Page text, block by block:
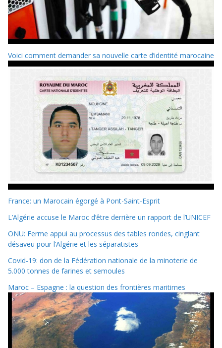
Voici comment demander sa nouvelle carte d’identité marocaine
France: un Marocain égorgé à Pont-Saint-Esprit
L’Algérie accuse le Maroc d’être derrière un rapport de l’UNICEF
ONU: Ferme appui au processus des tables rondes, cinglant
désaveu pour l’Algérie et les séparatistes
Covid-19: don de la Fédération nationale de la minoterie de
5.000 tonnes de farines et semoules
Maroc – Espagne : la question des frontières maritimes